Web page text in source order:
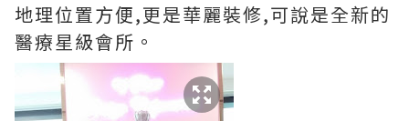
地理位置方便,更是華麗裝修,可說是全新的
醫療星級會所。